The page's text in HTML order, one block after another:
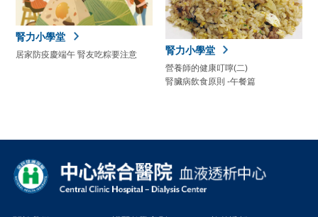
腎力小學堂
居家防疫慶端午 腎友吃粽要注意 腎力小學堂
營養師的健康叮嚀(二)
腎臟病飲食原則 -午餐篇